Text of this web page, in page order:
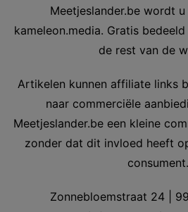
Meetjeslander.be wordt
kameleon.media. Gratis
de rest van de
Artikelen kunnen affiliate links
naar commerciële
Meetjeslander.be een kleine
zonder dat dit invloed heeft
consument.
Zonnebloemstraat 24 |